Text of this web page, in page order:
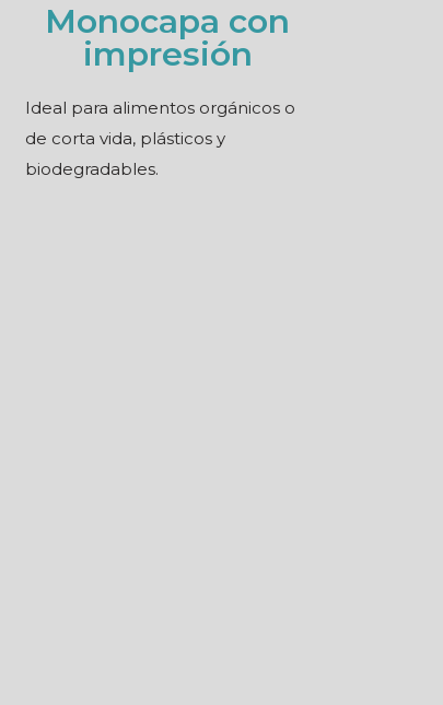
Monocapa con
impresión
Ideal para alimentos orgánicos o
de corta vida, plásticos y
biodegradables.